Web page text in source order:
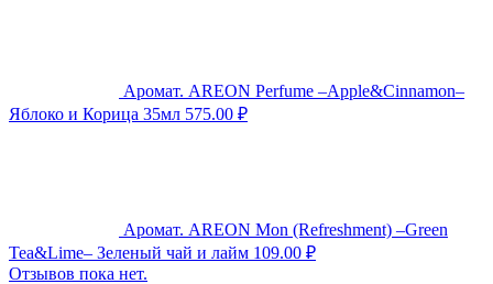
Аромат. AREON Perfume –Apple&Cinnamon–
Яблоко и Корица 35мл 575.00 ₽
Аромат. AREON Mon (Refreshment) –Green
Tea&Lime– Зеленый чай и лайм 109.00 ₽
Отзывов пока нет.